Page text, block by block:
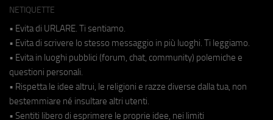
NETIQUETTE
• Evita di URLARE. Ti sentiamo.
• Evita di scrivere lo stesso messaggio in più luoghi. Ti leggiamo.
• Evita in luoghi pubblici (forum, chat, community) polemiche e
questioni personali.
• Rispetta le idee altrui, le religioni e razze diverse dalla tua, non
bestemmiare né insultare altri utenti.
• Sentiti libero di esprimere le proprie idee, nei limiti